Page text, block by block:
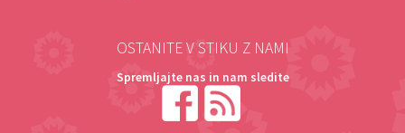
OSTANITE V STIKU Z NAMI
Spremljajte nas in nam sledite